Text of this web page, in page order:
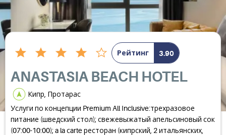
Рейтинг 3.90
ANASTASIA BEACH HOTEL
Кипр, Протарас
Услуги по концепции Premium All Inclusive:трехразовое
питание (шведский стол); свежевыжатый апельсиновый сок
(07:00-10:00); a la сarte ресторан (кипрский, 2 итальянских,